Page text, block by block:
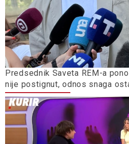
Predsednik Saveta REM-a
nije postignut, odnos snaga